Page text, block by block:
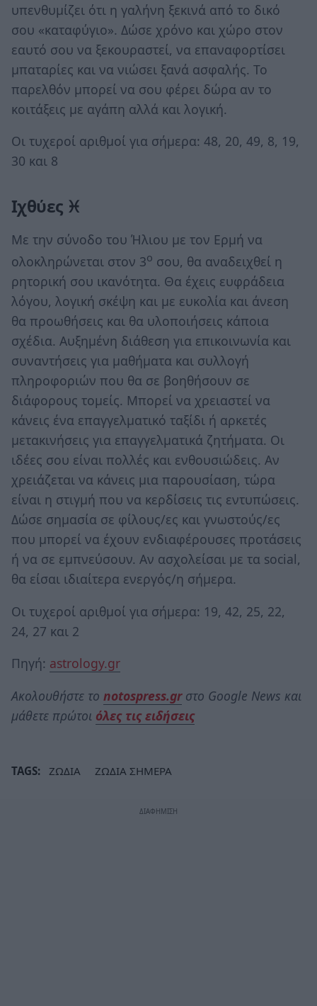
υπενθυμίζει ότι η γαλήνη ξεκινά από το δικό
σου «καταφύγιο». Δώσε χρόνο και χώρο στον
εαυτό σου να ξεκουραστεί, να επαναφορτίσει
μπαταρίες και να νιώσει ξανά ασφαλής. Το
παρελθόν μπορεί να σου φέρει δώρα αν το
κοιτάξεις με αγάπη αλλά και λογική.
Οι τυχεροί αριθμοί για σήμερα: 48, 20, 49, 8, 19,
30 και 8
Ιχθύες ♓
Με την σύνοδο του Ήλιου με τον Ερμή να
ολοκληρώνεται στον 3ο σου, θα αναδειχθεί η
ρητορική σου ικανότητα. Θα έχεις ευφράδεια
λόγου, λογική σκέψη και με ευκολία και άνεση
θα προωθήσεις και θα υλοποιήσεις κάποια
σχέδια. Αυξημένη διάθεση για επικοινωνία και
συναντήσεις για μαθήματα και συλλογή
πληροφοριών που θα σε βοηθήσουν σε
διάφορους τομείς. Μπορεί να χρειαστεί να
κάνεις ένα επαγγελματικό ταξίδι ή αρκετές
μετακινήσεις για επαγγελματικά ζητήματα. Οι
ιδέες σου είναι πολλές και ενθουσιώδεις. Αν
χρειάζεται να κάνεις μια παρουσίαση, τώρα
είναι η στιγμή που να κερδίσεις τις εντυπώσεις.
Δώσε σημασία σε φίλους/ες και γνωστούς/ες
που μπορεί να έχουν ενδιαφέρουσες προτάσεις
ή να σε εμπνεύσουν. Αν ασχολείσαι με τα social,
θα είσαι ιδιαίτερα ενεργός/η σήμερα.
Οι τυχεροί αριθμοί για σήμερα: 19, 42, 25, 22,
24, 27 και 2
Πηγή: astrology.gr
Ακολουθήστε το notospress.grστο Google News και
μάθετε πρώτοι όλες τις ειδήσεις
TAGS: ΖΩΔΙΑ ΖΩΔΙΑ ΣΗΜΕΡΑ